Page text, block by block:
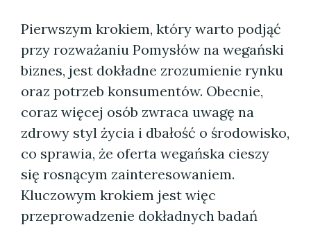
Pierwszym krokiem, który warto podjąć
przy rozważaniu Pomysłów na wegański
biznes, jest dokładne zrozumienie rynku
oraz potrzeb konsumentów. Obecnie,
coraz więcej osób zwraca uwagę na
zdrowy styl życia i dbałość o środowisko,
co sprawia, że oferta wegańska cieszy
się rosnącym zainteresowaniem.
Kluczowym krokiem jest więc
przeprowadzenie dokładnych badań